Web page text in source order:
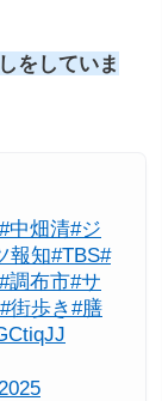
をしていま
#中畑清#ジ
報知#TBS#
#調布市#サ
#街歩き#膳